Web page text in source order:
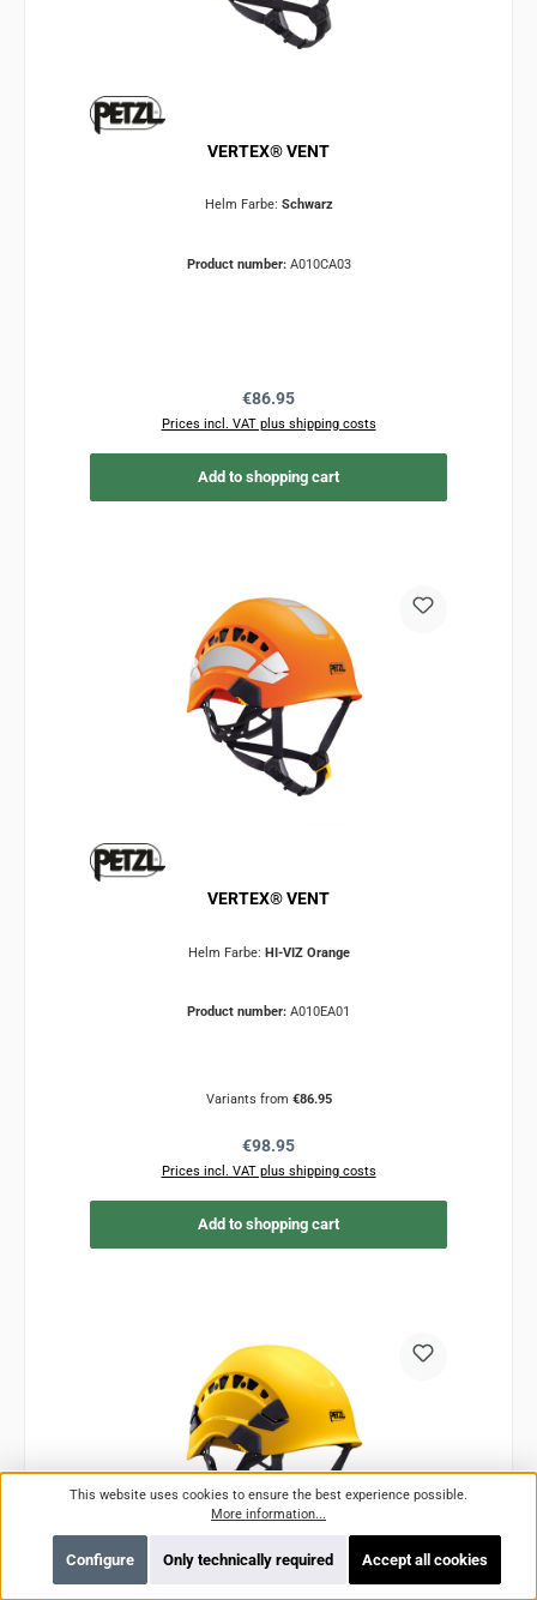
VERTEX® VENT
Helm Farbe: Schwarz
Product number: A010CA03
Regular price:
€86.95
Prices incl. VAT plus shipping costs
Add to shopping cart
VERTEX® VENT
Helm Farbe: HI-VIZ Orange
Product number: A010EA01
Variants from €86.95
Regular price:
€98.95
Prices incl. VAT plus shipping costs
Add to shopping cart
This website uses cookies to ensure the best experience possible.
More information...
Only technically required
Configure Accept all cookies